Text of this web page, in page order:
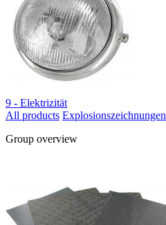
9 - Elektrizität
All products Explosionszeichnungen
Group overview